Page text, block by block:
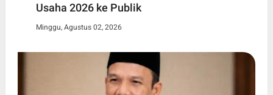
Usaha 2026 ke Publik
Minggu, Agustus 02, 2026